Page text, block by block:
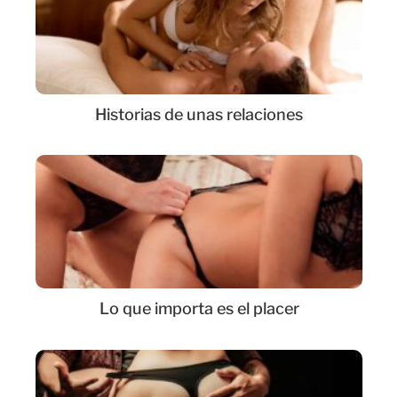
Historias de unas relaciones
Lo que importa es el placer